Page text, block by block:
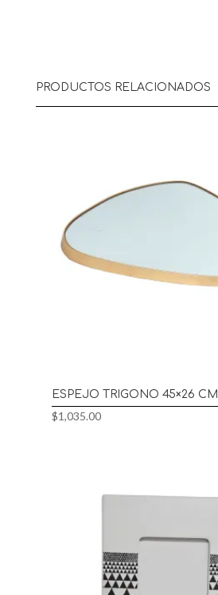
PRODUCTOS RELACIONADOS
ESPEJO TRIGONO 45×26 CM
$1,035.00